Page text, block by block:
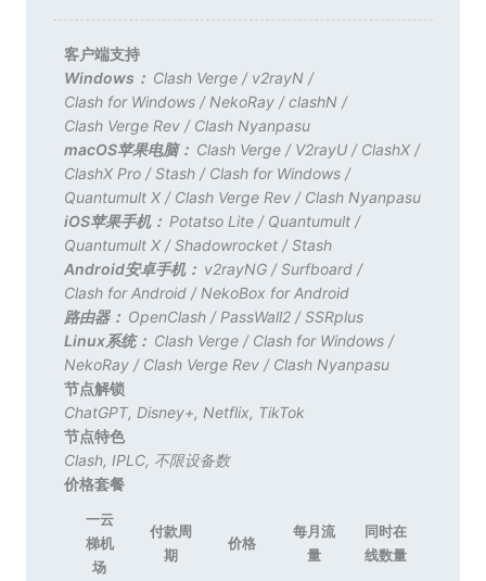
客户端支持
Windows： Clash Verge/ v2rayN/
Clash for Windows/ NekoRay/clashN/
Clash Verge Rev/ Clash Nyanpasu
macOS苹果电脑： Clash Verge/ V2rayU/ ClashX/
ClashX Pro/Stash/ Clash for Windows/
Quantumult X/ Clash Verge Rev/ Clash Nyanpasu
iOS苹果手机： Potatso Lite/ Quantumult/
Quantumult X/Shadowrocket/Stash
Android安卓手机： v2rayNG/Surfboard/
Clash for Android/ NekoBox for Android
路由器： OpenClash/ PassWall2/SSRplus
Linux系统： Clash Verge/ Clash for Windows/
NekoRay/ Clash Verge Rev/ Clash Nyanpasu
节点解锁
ChatGPT, Disney+, Netflix, TikTok
节点特色
Clash, IPLC, 不限设备数
价格套餐
一云
梯机
场
付款周
期
价格
每月流
量
同时在
线数量